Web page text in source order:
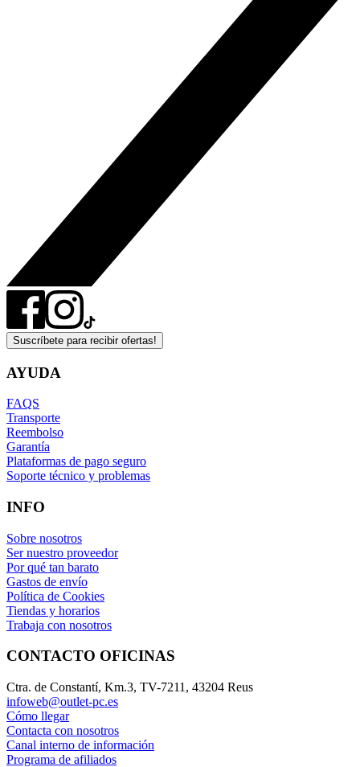
Suscríbete para recibir ofertas!
AYUDA
FAQS
Transporte
Reembolso
Garantía
Plataformas de pago seguro
Soporte técnico y problemas
INFO
Sobre nosotros
Ser nuestro proveedor
Por qué tan barato
Gastos de envío
Política de Cookies
Tiendas y horarios
Trabaja con nosotros
CONTACTO OFICINAS
Ctra. de Constantí, Km.3, TV-7211, 43204 Reus
infoweb@outlet-pc.es
Cómo llegar
Contacta con nosotros
Canal interno de información
Programa de afiliados